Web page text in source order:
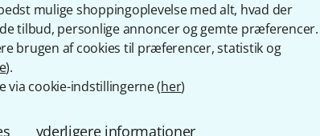
mulige shoppingoplevelse med alt, hvad der
tilbud, personlige annoncer og gemte præferencer.
brugen af cookies til præferencer, statistik og
).
via cookie-indstillingerne (her)
yderligere informationer
5%